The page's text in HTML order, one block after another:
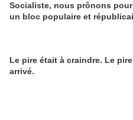
Socialiste, nous prônons pour
un bloc populaire et
Le pire était à craindre. Le
arrivé.